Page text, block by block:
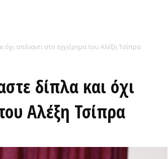
όχι απέναντι στο εγχείρημα του Αλέξη Τσίπρα
δίπλα και όχι
Αλέξη Τσίπρα